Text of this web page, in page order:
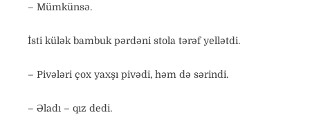
– Mümkünsə.
İsti külək bambuk pərdəni stola tərəf yellətdi.
– Pivələri çox yaxşı pivədi, həm də sərindi.
– Əladı – qız dedi.